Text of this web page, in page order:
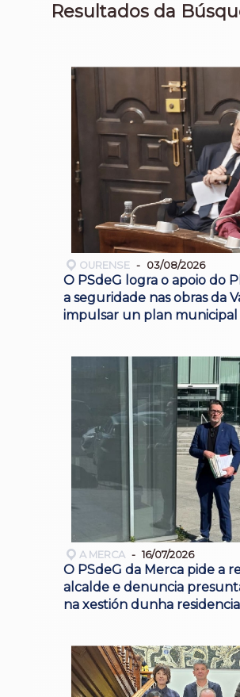
Resultados da
OURENSE 03/08/2026
O PSdeG logra o apoio do
a seguridade nas obras da
impulsar un plan
A MERCA 16/07/2026
O PSdeG da Merca pide a
alcalde e denuncia
na xestión dunha residencia